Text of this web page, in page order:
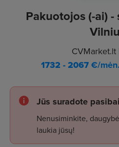
Pakuotojos (-ai) -
CVMarket.lt
1732 - 2067€/mėn.
Jūs suradote
Nenusiminkite,
laukia jūsų!